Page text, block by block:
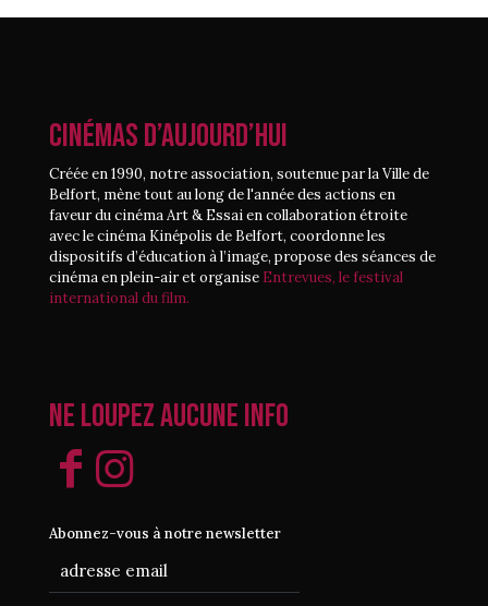
CINÉMAS D’AUJOURD’HUI
Créée en 1990, notre association, soutenue par la Ville de
Belfort, mène tout au long de l'année des actions en
faveur du cinéma Art & Essai en collaboration étroite
avec le cinéma Kinépolis de Belfort, coordonne les
dispositifs d’éducation à l’image, propose des séances de
cinéma en plein-air et organise Entrevues, le festival
international du film.
Ne loupez aucune info
Abonnez-vous à notre newsletter